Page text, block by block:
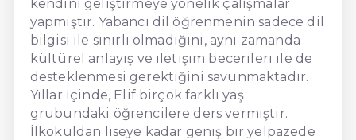
kendini geliştirmeye yönelik çalışmalar
yapmıştır. Yabancı dil öğrenmenin sadece dil
bilgisi ile sınırlı olmadığını, aynı zamanda
kültürel anlayış ve iletişim becerileri ile de
desteklenmesi gerektiğini savunmaktadır.
Yıllar içinde, Elif birçok farklı yaş
grubundaki öğrencilere ders vermiştir.
İlkokuldan liseye kadar geniş bir yelpazede